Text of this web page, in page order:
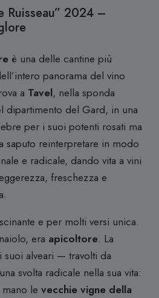
Ruisseau” 2024 –
è una delle cantine più
panorama del vino
a Tavel, nella sponda
dipartimento del Gard, in una
per i suoi potenti rosati ma
saputo reinterpretare in modo
e radicale, dando vita a vini
freschezza e
e per molti versi unica.
era apicoltore. La
alveari — travolti da
svolta radicale nella sua vita:
le vecchie vigne della